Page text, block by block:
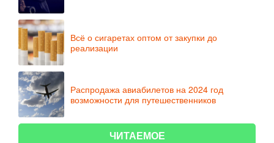
Всё о сигаретах оптом от закупки до
реализации
Распродажа авиабилетов на 2024 год
возможности для путешественников
ЧИТАЕМОЕ